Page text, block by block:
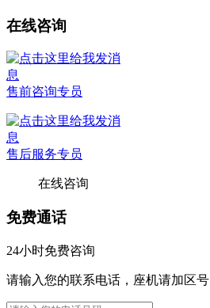
在线咨询
售前咨询专员
售后服务专员
在线咨询
免费通话
24小时免费咨询
请输入您的联系电话，座机请加区号